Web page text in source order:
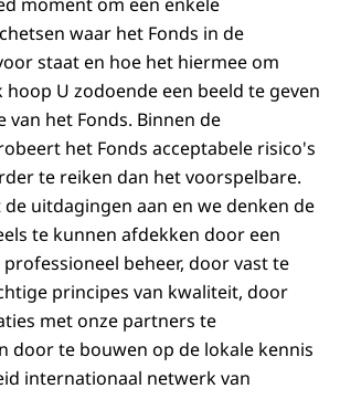
moment om een enkele
waar het Fonds in de
staat en hoe het hiermee om
U zodoende een beeld te geven
van het Fonds. Binnen de
het Fonds acceptabele risico's
te reiken dan het voorspelbare.
uitdagingen aan en we denken de
te kunnen afdekken door een
beheer, door vast te
principes van kwaliteit, door
met onze partners te
door te bouwen op de lokale kennis
internationaal netwerk van